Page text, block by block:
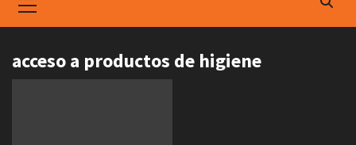
Menu
acceso a productos de higiene